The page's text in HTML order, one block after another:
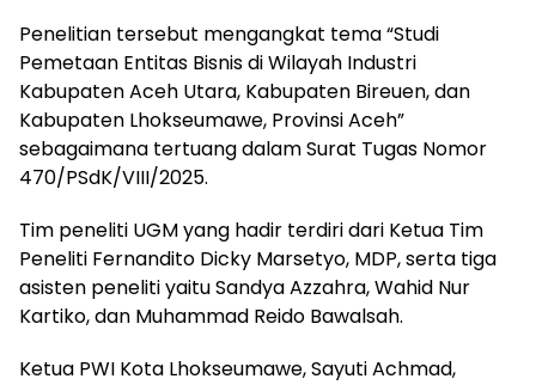
Penelitian tersebut mengangkat tema “Studi
Pemetaan Entitas Bisnis di Wilayah Industri
Kabupaten Aceh Utara, Kabupaten Bireuen, dan
Kabupaten Lhokseumawe, Provinsi Aceh”
sebagaimana tertuang dalam Surat Tugas Nomor
470/PSdK/VIII/2025.
Tim peneliti UGM yang hadir terdiri dari Ketua Tim
Peneliti Fernandito Dicky Marsetyo, MDP, serta tiga
asisten peneliti yaitu Sandya Azzahra, Wahid Nur
Kartiko, dan Muhammad Reido Bawalsah.
Ketua PWI Kota Lhokseumawe, Sayuti Achmad,